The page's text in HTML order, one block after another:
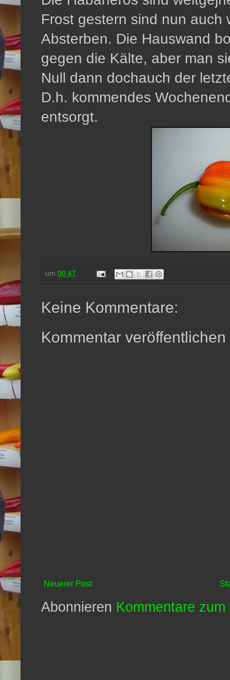
Frost gestern sind nun auch
Absterben. Die Hauswand
gegen die Kälte, aber man
Null dann dochauch der
D.h. kommendes
entsorgt.
um 00:47
Keine Kommentare:
Kommentar veröffentlichen
Neuerer Post
Abonnieren Kommentare